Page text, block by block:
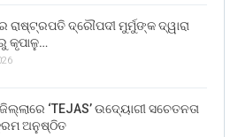
ରାଷ୍ଟ୍ରପତି ଦ୍ରୌପଦୀ ମୁର୍ମୁଙ୍କ ଦ୍ୱାରା
କୃପାଳୁ…
‘TEJAS’ ଉଦ୍ୟୋଗୀ ସଚେତନତା
ଅନୁଷ୍ଠିତ